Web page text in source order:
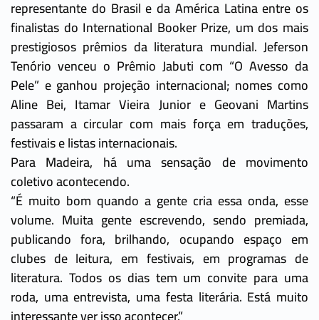
representante do Brasil e da América Latina entre os
finalistas do International Booker Prize, um dos mais
prestigiosos prêmios da literatura mundial. Jeferson
Tenório venceu o Prêmio Jabuti com “O Avesso da
Pele” e ganhou projeção internacional; nomes como
Aline Bei, Itamar Vieira Junior e Geovani Martins
passaram a circular com mais força em traduções,
festivais e listas internacionais.
Para Madeira, há uma sensação de movimento
coletivo acontecendo.
“É muito bom quando a gente cria essa onda, esse
volume. Muita gente escrevendo, sendo premiada,
publicando fora, brilhando, ocupando espaço em
clubes de leitura, em festivais, em programas de
literatura. Todos os dias tem um convite para uma
roda, uma entrevista, uma festa literária. Está muito